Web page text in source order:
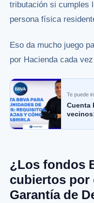
tributación si cumples
persona física
Eso da mucho juego
por Hacienda cada
Te puede
Cuenta
¿Los fondos
cubiertos por
Garantía de